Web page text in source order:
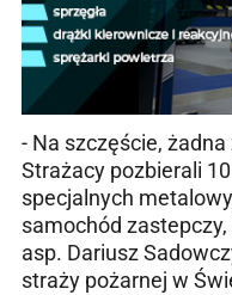
- Na szczęście,
Strażacy pozbierali
specjalnych
samochód
asp. Dariusz
straży pożarnej w